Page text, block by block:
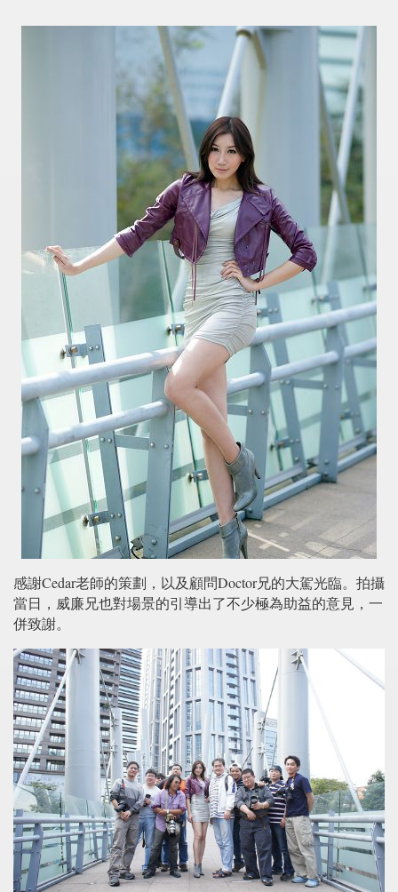
感謝Cedar老師的策劃，以及顧問Doctor兄的大駕光臨。拍攝
當日，威廉兄也對場景的引導出了不少極為助益的意見，一
併致謝。